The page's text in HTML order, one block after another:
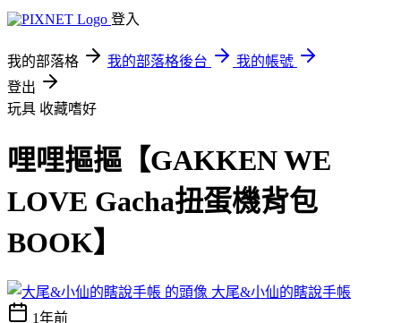
登入
我的部落格 我的部落格後台
我的帳號
登出
玩具 收藏嗜好
哩哩摳摳【GAKKEN WE
LOVE Gacha扭蛋機背包
BOOK】
大尾&小仙的瞎說手帳
1年前